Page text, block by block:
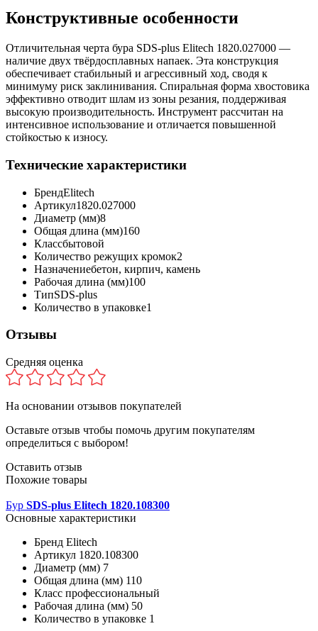
Конструктивные особенности
Отличительная черта бура SDS-plus Elitech 1820.027000 —
наличие двух твёрдосплавных напаек. Эта конструкция
обеспечивает стабильный и агрессивный ход, сводя к
минимуму риск заклинивания. Спиральная форма хвостовика
эффективно отводит шлам из зоны резания, поддерживая
высокую производительность. Инструмент рассчитан на
интенсивное использование и отличается повышенной
стойкостью к износу.
Технические характеристики
БрендElitech
Артикул1820.027000
Диаметр (мм)8
Общая длина (мм)160
Классбытовой
Количество режущих кромок2
Назначениебетон, кирпич, камень
Рабочая длина (мм)100
ТипSDS-plus
Количество в упаковке1
Отзывы
Средняя оценка
На основании отзывов покупателей
Оставьте отзыв чтобы помочь другим покупателям
определиться с выбором!
Оставить отзыв
Похожие товары
Бур SDS-plus Elitech 1820.108300
Основные характеристики
Бренд Elitech
Артикул 1820.108300
Диаметр (мм) 7
Общая длина (мм) 110
Класс профессиональный
Рабочая длина (мм) 50
Количество в упаковке 1